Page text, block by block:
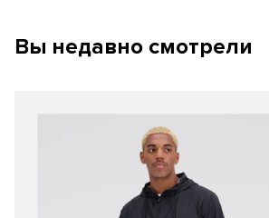
Вы недавно смотрели